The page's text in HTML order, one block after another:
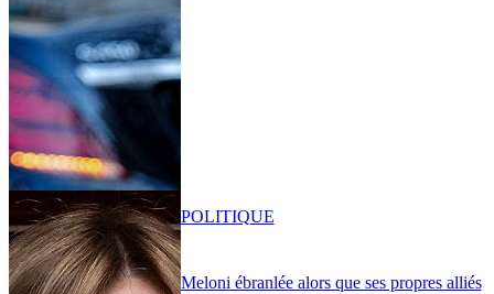
Meloni ébranlée alors que ses propres alliés
POLITIQUE